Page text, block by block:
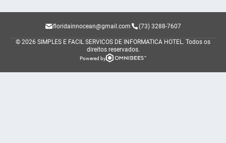
floridainnocean@gmail.com (73) 3288-7607
© 2026 SIMPLES E FACIL SERVICOS DE INFORMATICA HOTEL. Todos os
direitos reservados.
Powered by